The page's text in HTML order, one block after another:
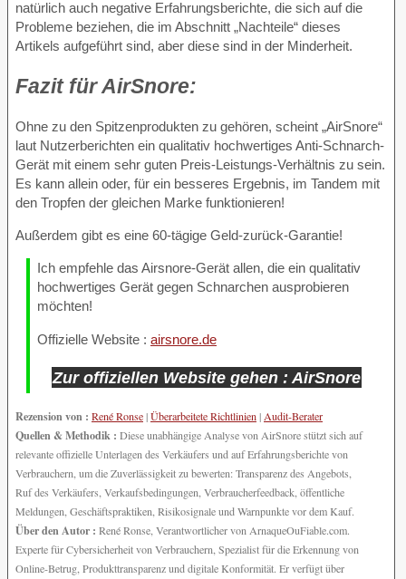
natürlich auch negative Erfahrungsberichte, die sich auf die
Probleme beziehen, die im Abschnitt „Nachteile“ dieses
Artikels aufgeführt sind, aber diese sind in der Minderheit.
Fazit fürAirSnore:
Ohne zu den Spitzenprodukten zu gehören, scheint „AirSnore“
laut Nutzerberichten ein qualitativ hochwertiges Anti-Schnarch-
Gerät mit einem sehr guten Preis-Leistungs-Verhältnis zu sein.
Es kann allein oder, für ein besseres Ergebnis, im Tandem mit
den Tropfen der gleichen Marke funktionieren!
Außerdem gibt es eine 60-tägige Geld-zurück-Garantie!
Ich empfehle das Airsnore-Gerät allen, die ein qualitativ
hochwertiges Gerät gegen Schnarchen ausprobieren
möchten!
Offizielle Website : airsnore.de
Zur offiziellen Website gehen : AirSnore
Rezension von : René Ronse|Überarbeitete Richtlinien| Audit-Berater
Quellen & Methodik : Diese unabhängige Analyse von AirSnore stützt sich auf
relevante offizielle Unterlagen des Verkäufers und auf Erfahrungsberichte von
Verbrauchern, um die Zuverlässigkeit zu bewerten: Transparenz des Angebots,
Ruf des Verkäufers, Verkaufsbedingungen, Verbraucherfeedback, öffentliche
Meldungen, Geschäftspraktiken, Risikosignale und Warnpunkte vor dem Kauf.
Über den Autor : René Ronse, Verantwortlicher von ArnaqueOuFiable.com.
Experte für Cybersicherheit von Verbrauchern, Spezialist für die Erkennung von
Online-Betrug, Produkttransparenz und digitale Konformität. Er verfügt über